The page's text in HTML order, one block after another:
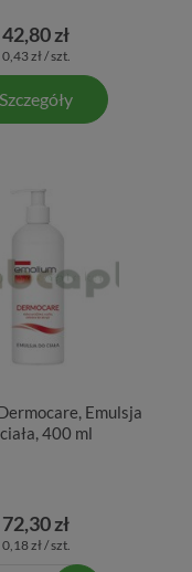
42,80 zł
0,43 zł / szt.
Szczegóły
Emulsja
400 ml
72,30 zł
0,18 zł / szt.